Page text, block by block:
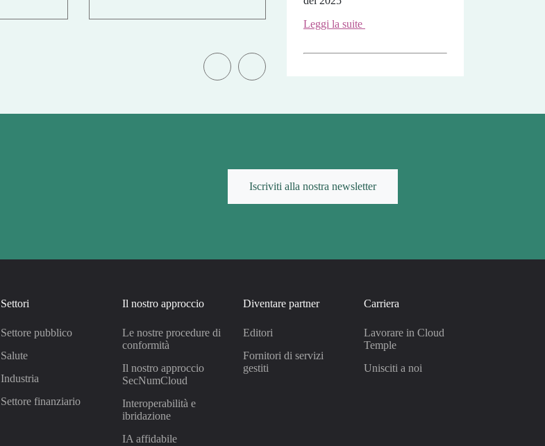
Leggi la suite
Iscriviti alla nostra newsletter
Settori
Settore pubblico
Salute
Industria
Settore finanziario
Il nostro approccio
Le nostre procedure di
conformità
Il nostro approccio
SecNumCloud
Interoperabilità e
ibridazione
IA affidabile
Diventare partner
Editori
Fornitori di servizi
gestiti
Carriera
Lavorare in Cloud
Temple
Unisciti a noi